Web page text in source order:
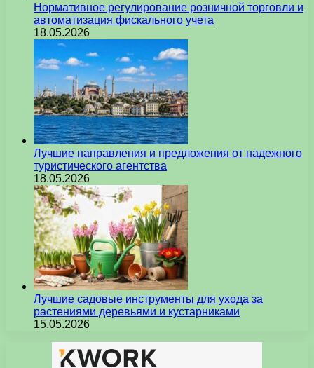
Нормативное регулирование розничной торговли и
автоматизация фискального учета
18.05.2026
Лучшие направления и предложения от надежного
туристического агентства
18.05.2026
Лучшие садовые инструменты для ухода за
растениями деревьями и кустарниками
15.05.2026